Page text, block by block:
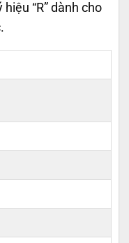
hiệu “R” dành cho